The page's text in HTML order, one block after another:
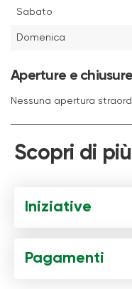
Sabato
Domenica
Aperture e
Nessuna apertura
Scopri di
Iniziative
Pagamenti